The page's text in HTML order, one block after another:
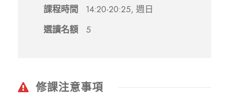
課程時間
14:20-20:25, 週日
選讀名額
5
修課注意事項